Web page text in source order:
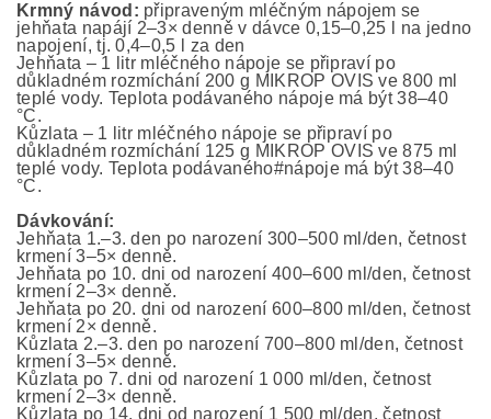
Krmný návod: připraveným mléčným nápojem se
jehňata napájí 2–3× denně v dávce 0,15–0,25 l na jedno
napojení, tj. 0,4–0,5 l za den
Jehňata – 1 litr mléčného nápoje se připraví po
důkladném rozmíchání 200 g MIKROP OVIS ve 800 ml
teplé vody. Teplota podávaného nápoje má být 38–40
°C.
Kůzlata – 1 litr mléčného nápoje se připraví po
důkladném rozmíchání 125 g MIKROP OVIS ve 875 ml
teplé vody. Teplota podávaného#nápoje má být 38–40
°C.
Dávkování:
Jehňata 1.–3. den po narození 300–500 ml/den, četnost
krmení 3–5× denně.
Jehňata po 10. dni od narození 400–600 ml/den, četnost
krmení 2–3× denně.
Jehňata po 20. dni od narození 600–800 ml/den, četnost
krmení 2× denně.
Kůzlata 2.–3. den po narození 700–800 ml/den, četnost
krmení 3–5× denně.
Kůzlata po 7. dni od narození 1 000 ml/den, četnost
krmení 2–3× denně.
Kůzlata po 14. dni od narození 1 500 ml/den, četnost